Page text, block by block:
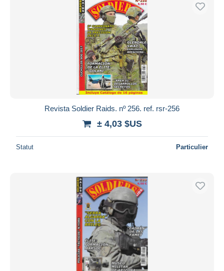
Revista Soldier Raids. nº 256. ref. rsr-256
± 4,03 $US
Statut Particulier